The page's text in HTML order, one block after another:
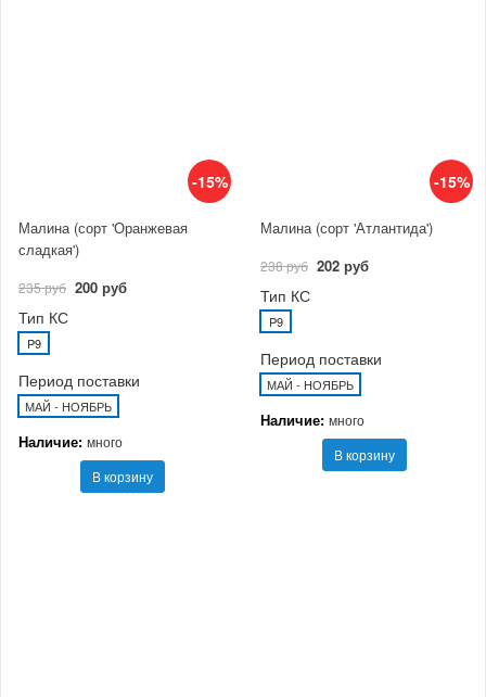
-15%
Малина (сорт 'Оранжевая
сладкая')
235 руб 200 руб
Тип КС
P9
Период поставки
МАЙ - НОЯБРЬ
Наличие: много
В корзину
-15%
Малина (сорт 'Атлантида')
238 руб 202 руб
Тип КС
P9
Период поставки
МАЙ - НОЯБРЬ
Наличие: много
В корзину